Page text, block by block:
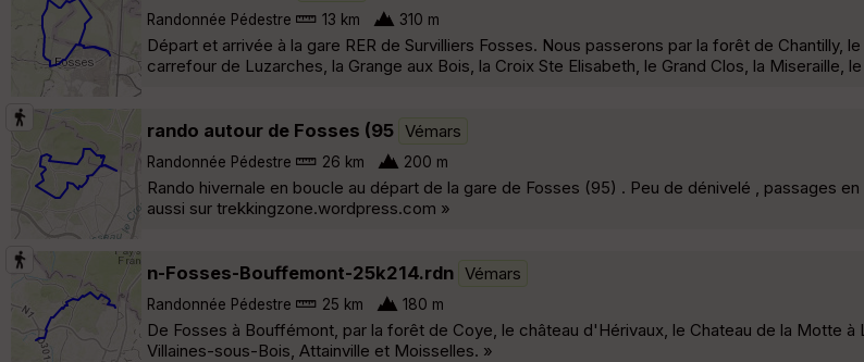
Randonnée Pédestre 13 km 310 m
Départ et arrivée à la gare RER de Survilliers Fosses. Nous passerons par la forêt de Chantilly,
carrefour de Luzarches, la Grange aux Bois, la Croix Ste Elisabeth, le Grand Clos, la Miseraille,
rando autour de Fosses (95 Vémars
Randonnée Pédestre 26 km 200 m
Rando hivernale en boucle au départ de la gare de Fosses (95) . Peu de dénivelé , passages
aussi sur trekkingzone.wordpress.com »
n-Fosses-Bouffemont-25k214.rdn Vémars
Randonnée Pédestre 25 km 180 m
De Fosses à Bouffémont, par la forêt de Coye, le château d'Hérivaux, le Chateau de la Motte
Villaines-sous-Bois, Attainville et Moisselles. »